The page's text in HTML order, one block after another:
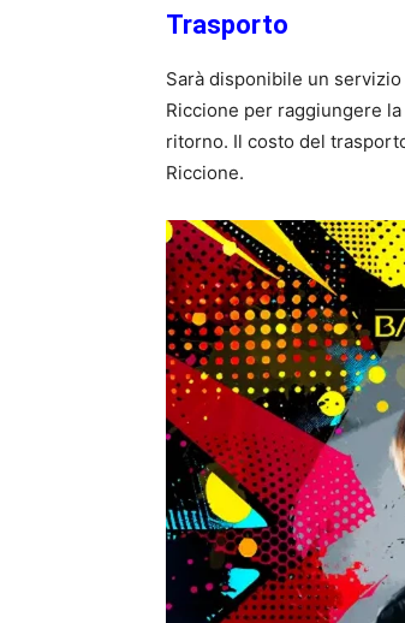
Trasporto
Sarà disponibile un
Riccione per raggiungere
ritorno. Il costo del
Riccione.